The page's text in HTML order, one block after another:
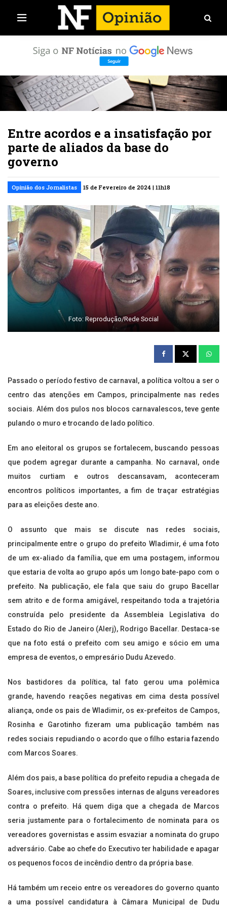
Entre acordos e a insatisfação por
parte de aliados da base do
governo
Opinião dos Jornalistas 15 de Fevereiro de 2024 | 11h18
Foto: Reprodução/Rede Social
Passado o período festivo de carnaval, a política voltou a ser o
centro das atenções em Campos, principalmente nas redes
sociais. Além dos pulos nos blocos carnavalescos, teve gente
pulando o muro e trocando de lado político.
Em ano eleitoral os grupos se fortalecem, buscando pessoas
que podem agregar durante a campanha. No carnaval, onde
muitos curtiam e outros descansavam, aconteceram
encontros políticos importantes, a fim de traçar estratégias
para as eleições deste ano.
O assunto que mais se discute nas redes sociais,
principalmente entre o grupo do prefeito Wladimir, é uma foto
de um ex-aliado da família, que em uma postagem, informou
que estaria de volta ao grupo após um longo bate-papo com o
prefeito. Na publicação, ele fala que saiu do grupo Bacellar
sem atrito e de forma amigável, respeitando toda a trajetória
construída pelo presidente da Assembleia Legislativa do
Estado do Rio de Janeiro (Alerj), Rodrigo Bacellar. Destaca-se
que na foto está o prefeito com seu amigo e sócio em uma
empresa de eventos, o empresário Dudu Azevedo.
Nos bastidores da política, tal fato gerou uma polêmica
grande, havendo reações negativas em cima desta possível
aliança, onde os pais de Wladimir, os ex-prefeitos de Campos,
Rosinha e Garotinho fizeram uma publicação também nas
redes sociais repudiando o acordo que o filho estaria fazendo
com Marcos Soares.
Além dos pais, a base política do prefeito repudia a chegada de
Soares, inclusive com pressões internas de alguns vereadores
contra o prefeito. Há quem diga que a chegada de Marcos
seria justamente para o fortalecimento de nominata para os
vereadores governistas e assim esvaziar a nominata do grupo
adversário. Cabe ao chefe do Executivo ter habilidade e apagar
os pequenos focos de incêndio dentro da própria base.
Há também um receio entre os vereadores do governo quanto
a uma possível candidatura à Câmara Municipal de Dudu